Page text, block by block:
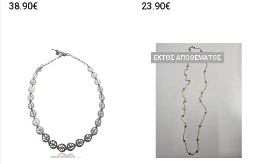
38.90€ 23.90€
ΕΚΤΌΣ ΑΠΟΘΈΜΑΤΟΣ